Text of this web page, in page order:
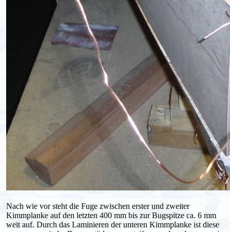
Nach wie vor steht die Fuge zwischen erster und zweiter
Kimmplanke auf den letzten 400 mm bis zur Bugspitze ca. 6 mm
weit auf. Durch das Laminieren der unteren Kimmplanke ist diese